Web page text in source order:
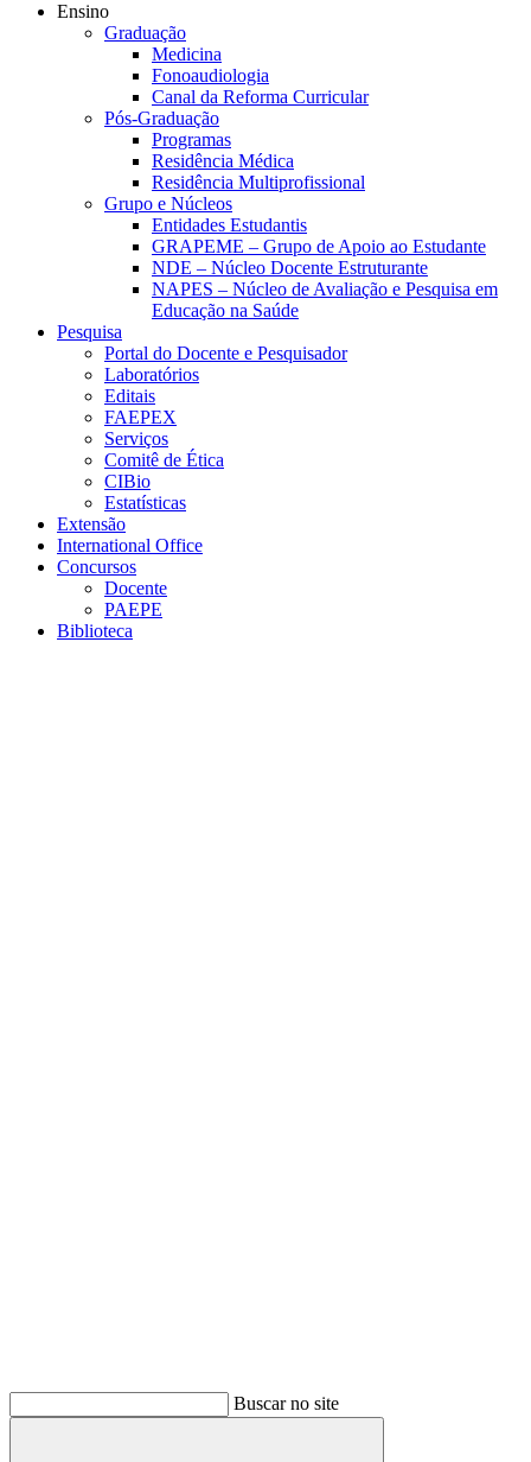
Ensino
Graduação
Medicina
Fonoaudiologia
Canal da Reforma Curricular
Pós-Graduação
Programas
Residência Médica
Residência Multiprofissional
Grupo e Núcleos
Entidades Estudantis
GRAPEME – Grupo de Apoio ao Estudante
NDE – Núcleo Docente Estruturante
NAPES – Núcleo de Avaliação e Pesquisa em
Educação na Saúde
Pesquisa
Portal do Docente e Pesquisador
Laboratórios
Editais
FAEPEX
Serviços
Comitê de Ética
CIBio
Estatísticas
Extensão
International Office
Concursos
Docente
PAEPE
Biblioteca
Buscar no site